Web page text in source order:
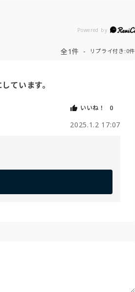
Powered by
全1件 リプライ付き:0件
ています。
いいね！ 0
2025.1.2 17:07